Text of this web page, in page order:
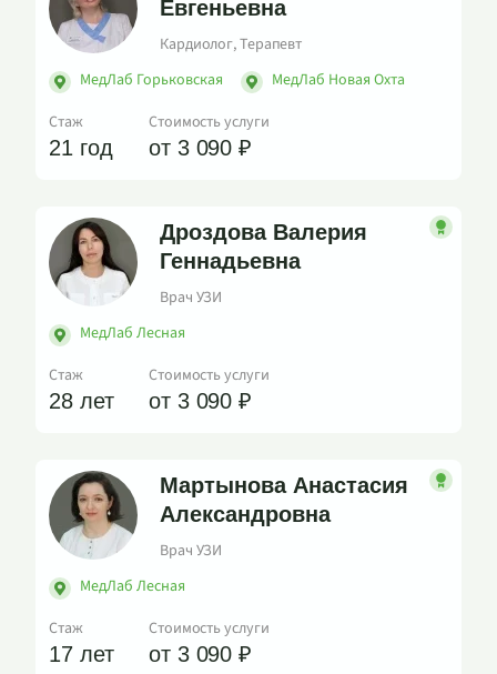
Евгеньевна
Кардиолог, Терапевт
МедЛаб Горьковская
МедЛаб Новая Охта
Стаж
21 год
Стоимость услуги
от 3 090 ₽
Дроздова Валерия
Геннадьевна
Врач УЗИ
МедЛаб Лесная
Стаж
28 лет
Стоимость услуги
от 3 090 ₽
Мартынова Анастасия
Александровна
Врач УЗИ
МедЛаб Лесная
Стаж
17 лет
Стоимость услуги
от 3 090 ₽